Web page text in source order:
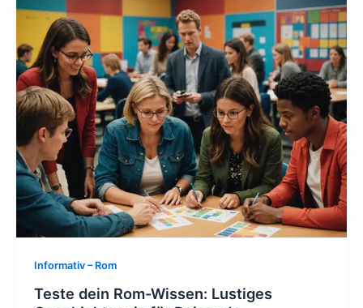
Informativ – Rom
Teste dein Rom-Wissen: Lustiges